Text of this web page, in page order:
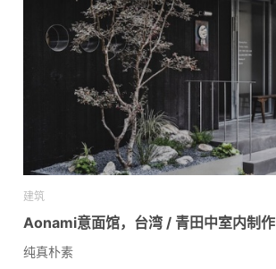
建筑
Aonami意面馆，台湾 / 青田中室内制作
纯真朴素